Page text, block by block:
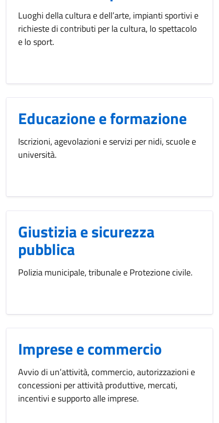
Luoghi della cultura e dell’arte, impianti sportivi e
richieste di contributi per la cultura, lo spettacolo
e lo sport.
Educazione e formazione
Iscrizioni, agevolazioni e servizi per nidi, scuole e
università.
Giustizia e sicurezza
pubblica
Polizia municipale, tribunale e Protezione civile.
Imprese e commercio
Avvio di un’attività, commercio, autorizzazioni e
concessioni per attività produttive, mercati,
incentivi e supporto alle imprese.